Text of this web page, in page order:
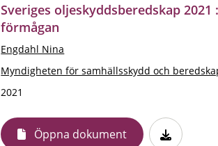
Sveriges oljeskyddsberedskap
förmågan
Engdahl Nina
Myndigheten för samhällsskydd och
2021
Öppna dokument